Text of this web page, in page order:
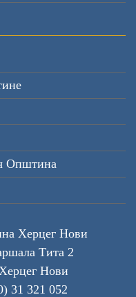
Општина
Херцег Нови
Тита 2
Нови
31 321 052